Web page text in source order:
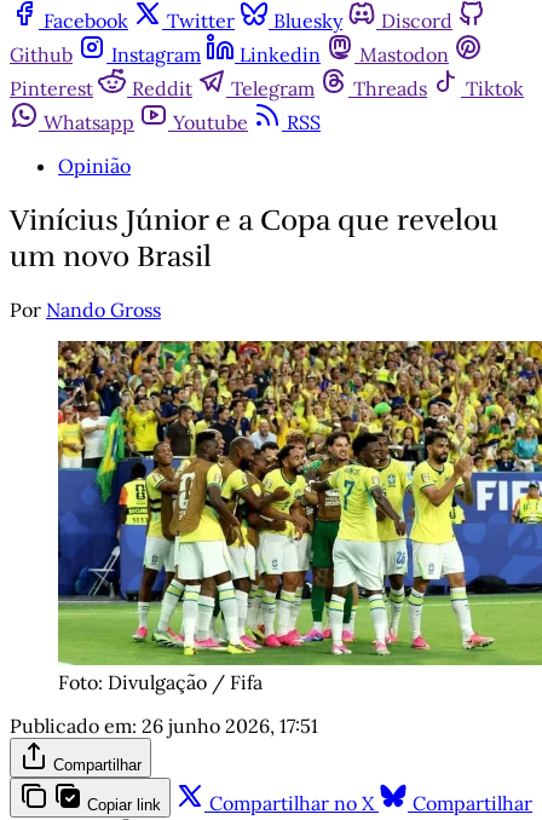
Facebook
Twitter Bluesky
Discord
Github
Instagram Linkedin
Mastodon
Pinterest
Reddit Telegram Threads
Tiktok
Whatsapp
Youtube
RSS
Opinião
Vinícius Júnior e a Copa que revelou
um novo Brasil
Por Nando Gross
Foto: Divulgação / Fifa
Publicado em: 26 junho 2026, 17:51
Compartilhar
Copiar link Compartilhar no X
Compartilhar